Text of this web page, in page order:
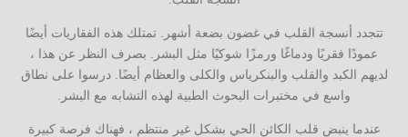
تتجدد أنسجة القلب في غضون بضعة أشهر. تمتلك هذه الفقاريات أيضًا
عمودًا فقريًا ودماغًا ورمزًا شوكيًا مثل البشر. بصرف النظر عن هذا ،
لديهم الكبد والقلب والبنكرياس والكلى والعظام أيضًا. درسوا على نطاق
واسع في مختبرات البحوث الطبية لهذه التشابه مع البشر.
عندما ينبض قلب الكائن الحي بشكل غير منتظم ، فهناك فرصة كبيرة